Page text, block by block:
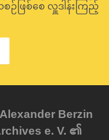
ဉ်ဖြစ်စေ လှူဒါန်းကြည့်
Berzin
e. V. ၏